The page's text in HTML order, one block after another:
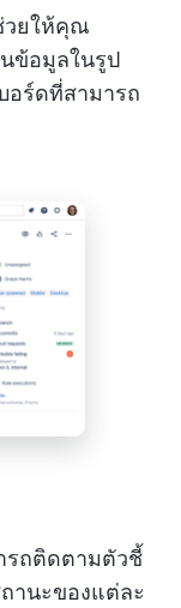
วยให้คุณ
ข้อมูลในรูป
อร์ดที่สามารถ
รถติดตามตัวชี้
านะของแต่ละ